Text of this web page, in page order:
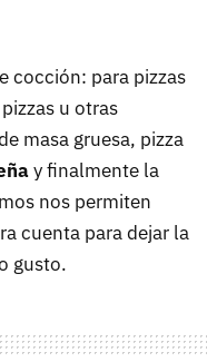
cocción: para pizzas
u otras
masa gruesa, pizza
y finalmente la
nos permiten
cuenta para dejar la
gusto.